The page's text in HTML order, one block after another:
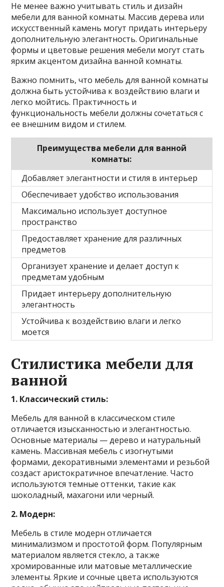
Не менее важно учитывать стиль и дизайн
мебели для ванной комнаты. Массив дерева или
искусственный камень могут придать интерьеру
дополнительную элегантность. Оригинальные
формы и цветовые решения мебели могут стать
ярким акцентом дизайна ванной комнаты.
Важно помнить, что мебель для ванной комнаты
должна быть устойчива к воздействию влаги и
легко мойтись. Практичность и
функциональность мебели должны сочетаться с
ее внешним видом и стилем.
Преимущества мебели для ванной
комнаты:
Добавляет элегантности и стиля в интерьер
Обеспечивает удобство использования
Максимально использует доступное
пространство
Предоставляет хранение для различных
предметов
Организует хранение и делает доступ к
предметам удобным
Придает интерьеру дополнительную
элегантность
Устойчива к воздействию влаги и легко
моется
Стилистика мебели для
ванной
1. Классический стиль:
Мебель для ванной в классическом стиле
отличается изысканностью и элегантностью.
Основные материалы — дерево и натуральный
камень. Массивная мебель с изогнутыми
формами, декоративными элементами и резьбой
создаст аристократичное впечатление. Часто
используются темные оттенки, такие как
шоколадный, махагони или черный.
2. Модерн:
Мебель в стиле модерн отличается
минимализмом и простотой форм. Популярным
материалом является стекло, а также
хромированные или матовые металлические
элементы. Яркие и сочные цвета используются